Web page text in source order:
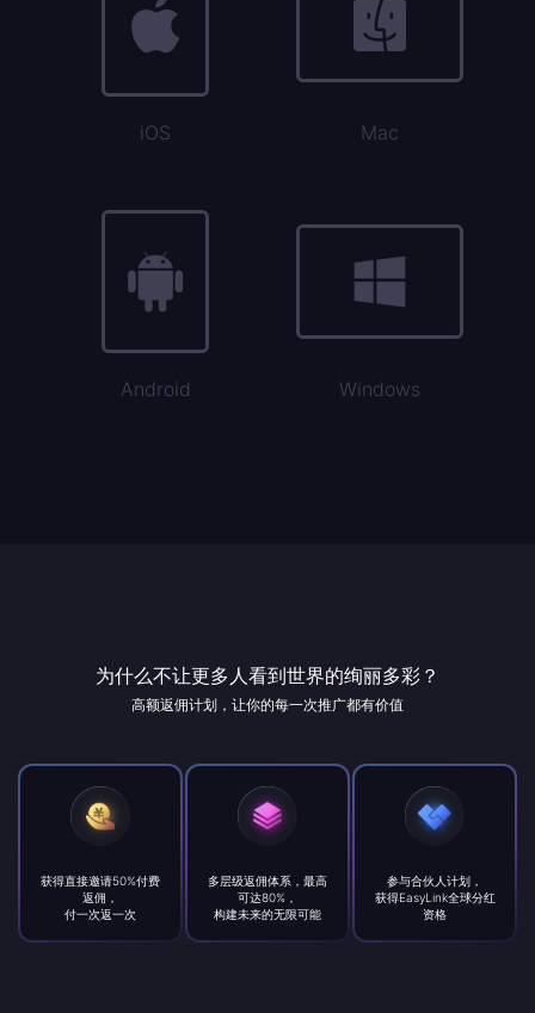
iOS Mac
Android Windows
为什么不让更多人看到世界的绚丽多彩？
高额返佣计划，让你的每一次推广都有价值
获得直接邀请50%付费
返佣，
付一次返一次
多层级返佣体系，最高
可达80%，
构建未来的无限可能
参与合伙人计划，
获得EasyLink全球分红
资格